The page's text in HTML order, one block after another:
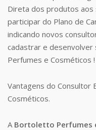
Direta dos produtos aos
participar do Plano de
indicando novos
cadastrar e
Perfumes e Cosméticos !
Vantagens do
Cosméticos.
A Bortoletto Perfumes